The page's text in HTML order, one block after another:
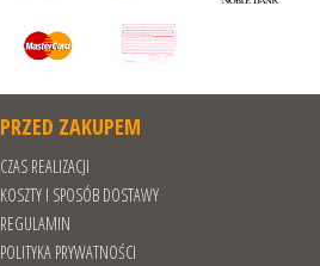
PRZED ZAKUPEM
CZAS REALIZACJI
KOSZTY I SPOSÓB DOSTAWY
REGULAMIN
POLITYKA PRYWATNOŚCI